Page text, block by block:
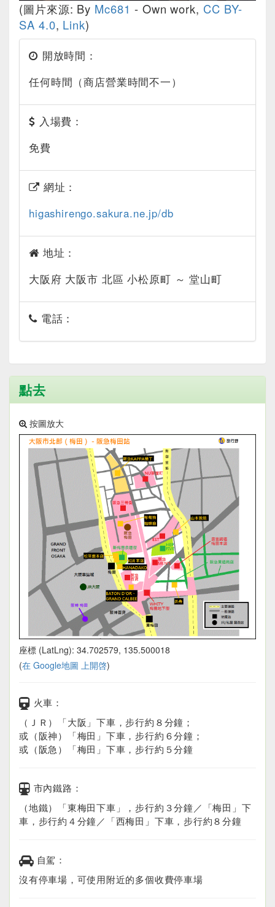
(圖片來源: By Mc681 - Own work, CC BY-
SA 4.0, Link)
開放時間：
任何時間（商店營業時間不一）
入場費：
免費
網址：
higashirengo.sakura.ne.jp/db
地址：
大阪府 大阪市 北區 小松原町 ～ 堂山町
電話：
點去
按圖放大
座標 (LatLng): 34.702579, 135.500018
(在 Google地圖 上開啓)
火車：
（ＪＲ）「大阪」下車，步行約８分鐘；
或（阪神）「梅田」下車，步行約６分鐘；
或（阪急）「梅田」下車，步行約５分鐘
市內鐵路：
（地鐵）「東梅田下車」，步行約３分鐘／「梅田」下
車，步行約４分鐘／「西梅田」下車，步行約８分鐘
自駕：
沒有停車場，可使用附近的多個收費停車場